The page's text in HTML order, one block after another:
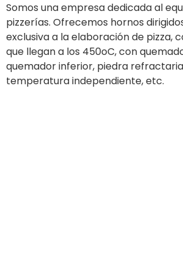
Somos una empresa dedicada al
pizzerías. Ofrecemos hornos
exclusiva a la elaboración de pizza,
que llegan a los 450oC, con
quemador inferior, piedra
temperatura independiente, etc.